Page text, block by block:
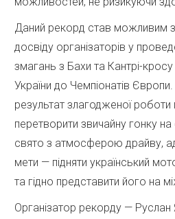
Даний рекорд став можливим
досвіду організаторів у
змагань з Бахи та Кантрі-кросу
України до Чемпіонатів
результат злагодженої роботи
перетворити звичайну гонку
свято з атмосферою драйву,
мети — підняти український
та гідно представити його на
Організатор рекорду — Руслан